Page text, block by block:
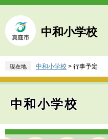
ペ
ジ
の
頭
す
メ
ュ
ー
飛
し
へ
中和小学校
現在地 中和小学校 > 行事予定
中和小学校
本